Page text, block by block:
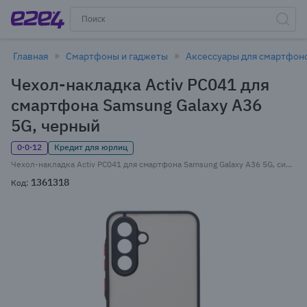
Главная Смартфоны и гаджеты Аксессуары для
Чехол-накладка Activ PC041 для
смартфона Samsung Galaxy A36
5G, черный
0·0·12
Кредит для юрлиц
Чехол-накладка Activ PC041 для смартфона Samsung Galaxy A36 5G, силикон, черный (239409)
Код: 1361318